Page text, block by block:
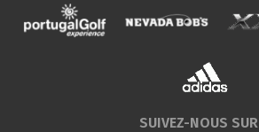
SUIVEZ-NOUS SUR